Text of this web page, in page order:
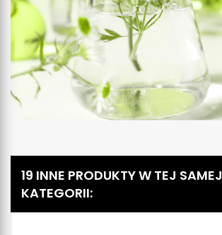
19 INNE PRODUKTY W TEJ SAMEJ
KATEGORII: